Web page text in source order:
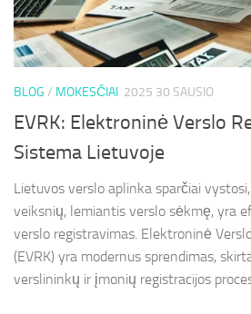
BLOG / MOKESČIAI 2025 30 SAUSIO
EVRK: Elektroninė Verslo
Sistema Lietuvoje
Lietuvos verslo aplinka sparčiai
veiksnių, lemiantis verslo sėkmę, yra
verslo registravimas. Elektroninė
(EVRK) yra modernus sprendimas,
verslininkų ir įmonių registracijos